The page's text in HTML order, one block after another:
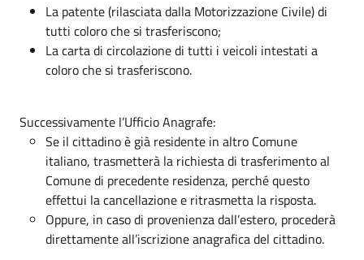
La patente (rilasciata dalla Motorizzazione Civile) di
tutti coloro che si trasferiscono;
La carta di circolazione di tutti i veicoli intestati a
coloro che si trasferiscono.
Successivamente l’Ufficio Anagrafe:
Se il cittadino è già residente in altro Comune
italiano, trasmetterà la richiesta di trasferimento al
Comune di precedente residenza, perché questo
effettui la cancellazione e ritrasmetta la risposta.
Oppure, in caso di provenienza dall’estero, procederà
direttamente all’iscrizione anagrafica del cittadino.